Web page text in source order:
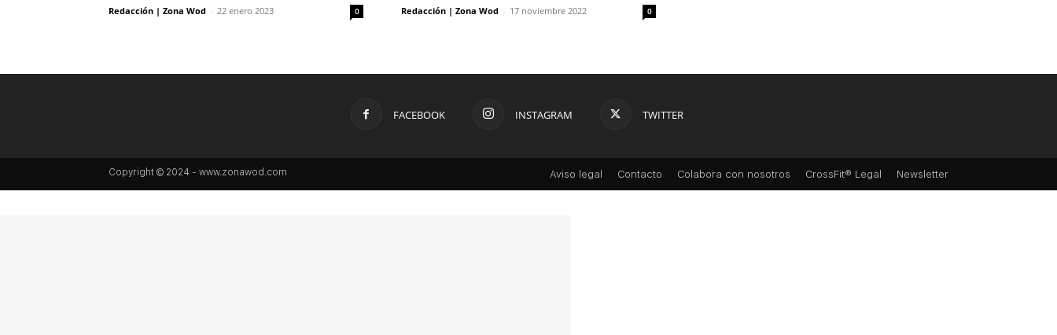
Redacción | Zona Wod - 22 enero 2023 0 Redacción | Zona Wod - 17 noviembre 2022 0
FACEBOOK INSTAGRAM TWITTER
Aviso legal Contacto Colabora con nosotros CrossFit® Legal Newsletter
Copyright © 2024 - www.zonawod.com